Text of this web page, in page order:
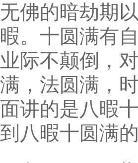
无佛的暗劫期
暇。十圆满有
业际不颠倒，
满，法圆满，
面讲的是八暇
到八暇十圆满